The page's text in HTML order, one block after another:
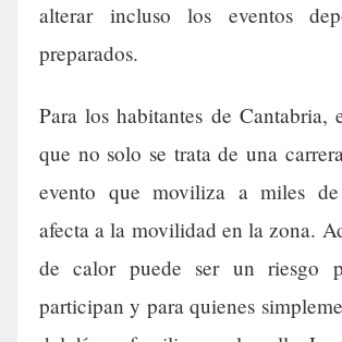
alterar incluso los eventos
preparados.
Para los habitantes de Cantabria,
que no solo se trata de una
evento que moviliza a miles
afecta a la movilidad en la zona.
de calor puede ser un riesgo
participan y para quienes